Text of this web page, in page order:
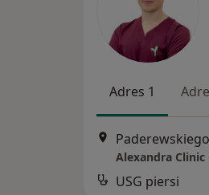
Adres 1
Alexandra
USG piersi